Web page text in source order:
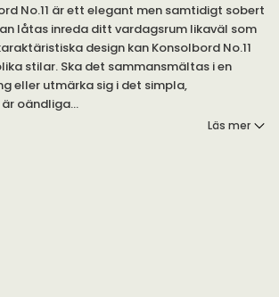
No.11 är ett elegant men samtidigt sobert
låtas inreda ditt vardagsrum likaväl som
design kan Konsolbord No.11
stilar. Ska det sammansmältas i en
eller utmärka sig i det simpla,
oändliga...
ifrån Scherlin är svensktillverkat och har en
flera miljöer och dels bringa fram den
No.11 ska bidra med. Skapa ditt
under Gör dina val.
Läs mer